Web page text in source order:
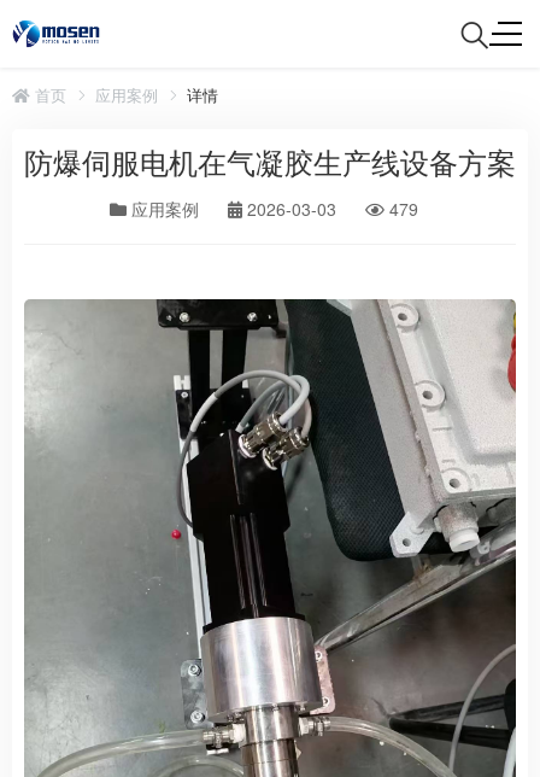
首页 应用案例 详情
防爆伺服电机在气凝胶生产线设备方案
应用案例 2026-03-03 479